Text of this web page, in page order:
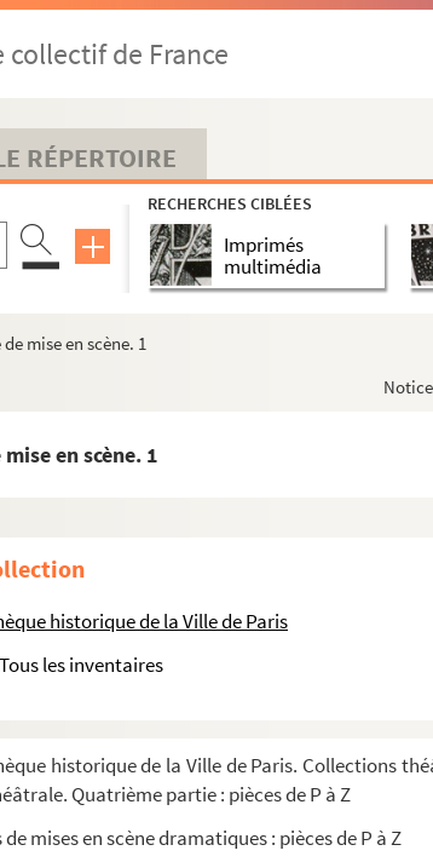
collectif de France
RÉPERTOIRE
RECHERCHES CIBLÉES
Imprimés
multimédia
mise en scène. 1
Notice
en scène. 1
historique de la Ville de Paris
Tous les inventaires
historique de la Ville de Paris. Collections
Quatrième partie : pièces de P à Z
de mises en scène dramatiques : pièces de P à Z
en 1 acte. 1903
actes. 1793
Papa : comédie en 3 actes. 1911
3 actes et 5 tableaux adaptée par Loïc Le Gouriadec et